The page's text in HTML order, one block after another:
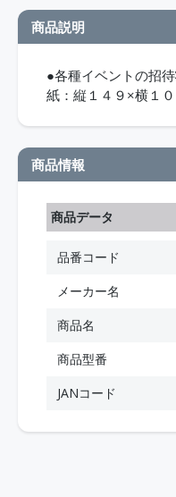
商品説明
●各種イベントの招
紙：縦１４９×横１
商品情報
商品データ
品番コード
メーカー名
商品名
商品型番
JANコード